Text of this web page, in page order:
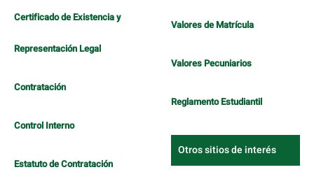
Certificado de Existencia y
Representación Legal
Contratación
Control Interno
Estatuto de Contratación
Valores de Matrícula
Valores Pecuniarios
Reglamento Estudiantil
Otros sitios de interés